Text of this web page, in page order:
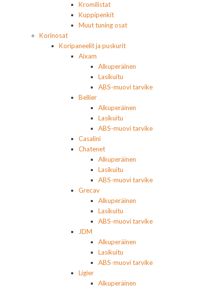
Kromilistat
Kuppipenkit
Muut tuning osat
Korinosat
Koripaneelit ja puskurit
Aixam
Alkuperäinen
Lasikuitu
ABS-muovi tarvike
Bellier
Alkuperäinen
Lasikuitu
ABS-muovi tarvike
Casalini
Chatenet
Alkuperäinen
Lasikuitu
ABS-muovi tarvike
Grecav
Alkuperäinen
Lasikuitu
ABS-muovi tarvike
JDM
Alkuperäinen
Lasikuitu
ABS-muovi tarvike
Ligier
Alkuperäinen